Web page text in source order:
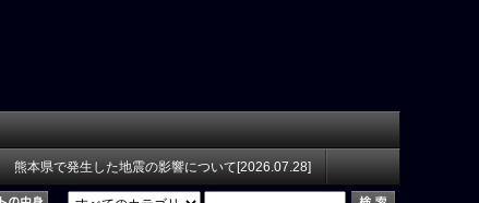
熊本県で発生した地震の影響について[2026.07.28]